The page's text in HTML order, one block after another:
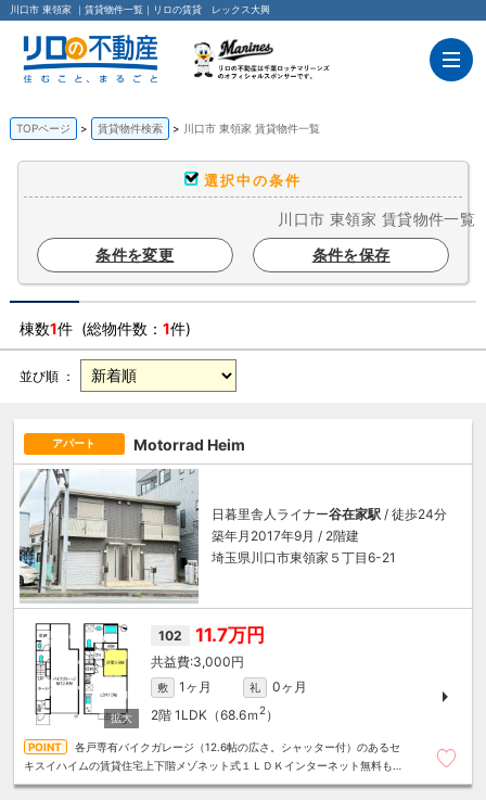
川口市 東領家 ｜賃貸物件一覧｜リロの賃貸 レックス大興
TOPページ 賃貸物件検索 川口市 東領家 賃貸物件一覧
選択中の条件
川口市 東領家 賃貸物件一覧
条件を変更
条件を保存
棟数1件 (総物件数： 1件)
並び順 ：
アパート Motorrad Heim
日暮里舎人ライナー谷在家駅 / 徒歩24分
築年月2017年9月 / 2階建
埼玉県川口市東領家５丁目6-21
102 11.7万円
3,000円
敷 1ヶ月 礼
0ヶ月
2階 1LDK（68.6ｍ2）
各戸専有バイクガレージ（12.6帖の広さ。シャッター付）のあるセ
キスイハイムの賃貸住宅上下階メゾネット式１ＬＤＫインターネット無料も嬉